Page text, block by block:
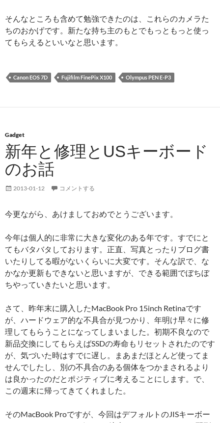
そんなところも含めて勉強できたのは、これらのカメラた
ちのおかげです。新たな持ち主のもとでもっともっと使っ
てもらえるといいなと思います。
Canon EOS 7D Fujifilm FinePix X100 Olympus PEN E-P3
Gadget
新年と修理とUSキーボード
のお話
2013-01-12 コメントする
今更ながら、あけましておめでとうございます。
今年は個人的に非常に大きな変化のある年です。すでにと
てもバタバタしております。正直、写真とったりブログ書
いたりしてる暇がないくらいに大変です。そんな訳で、な
かなか更新もできないと思いますが、できる範囲でぼちぼ
ちやっていきたいと思います。
さて、昨年末に購入したMacBook Pro 15inch Retinaです
が、ハードウェア的な不具合が見つかり、年明け早々に修
理してもらうことになってしまいました。初期不良なので
新品交換にしてもらえばSSDの寿命もリセットされたのです
が、気づいた時はすでに遅し。まあまだほとんど使ってま
せんでしたし、別の不具合のある個体をつかまされるより
は良かったのだとポジティブに考えることにします。で、
この週末に帰ってきてくれました。
そのMacBook Proですが、今回はデフォルトのJISキーボー